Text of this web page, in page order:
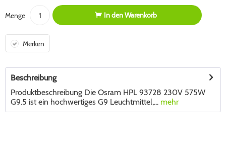
Menge In denWarenkorb
Merken
Beschreibung
Produktbeschreibung Die Osram HPL 93728 230V 575W
G9.5 ist ein hochwertiges G9 Leuchtmittel,... mehr